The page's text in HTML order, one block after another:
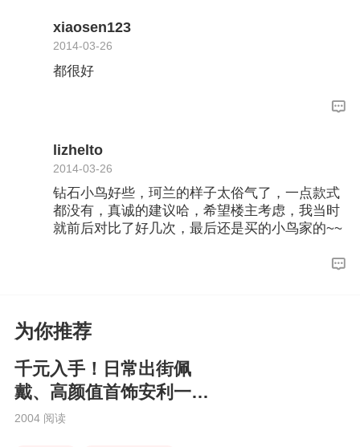
xiaosen123
2014-03-26
都很好
lizhelto
2014-03-26
钻石小鸟好些，珂兰的样子太俗气了，一点款式
都没有，真诚的建议哈，希望楼主考虑，我当时
就前后对比了好几次，最后还是买的小鸟家的~~
为你推荐
千元入手！日常出街佩
戴、高颜值首饰安利一
波！
2004 阅读